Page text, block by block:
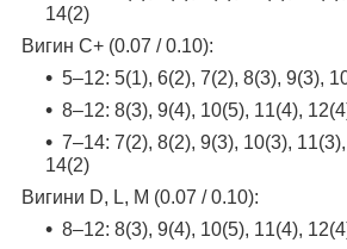
14(2)
Вигин C+ (0.07 / 0.10):
5–12: 5(1), 6(2), 7(2), 8(3), 9(3),
8–12: 8(3), 9(4), 10(5), 11(4),
7–14: 7(2), 8(2), 9(3), 10(3),
14(2)
Вигини D, L, M (0.07 / 0.10):
8–12: 8(3), 9(4), 10(5), 11(4),